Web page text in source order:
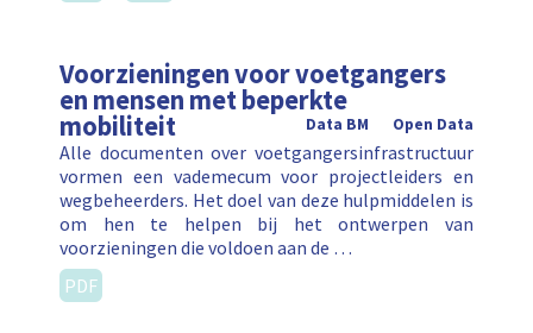
Voorzieningen voor voetgangers
en mensen met beperkte
mobiliteit Open Data
Data BM
Alle documenten over voetgangersinfrastructuur
vormen een vademecum voor projectleiders en
wegbeheerders. Het doel van deze hulpmiddelen is
om hen te helpen bij het ontwerpen van
voorzieningen die voldoen aan de …
PDF